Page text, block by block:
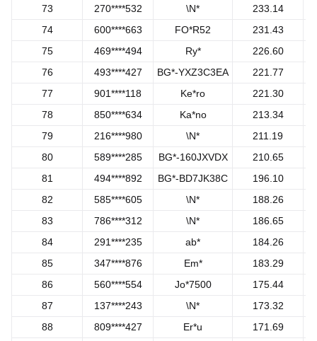
73
270****532 \N*
233.14
74
600****663 FO*R52
231.43
75
469****494 Ry*
226.60
76
493****427 BG*-YXZ3C3EA
221.77
77
901****118 Ke*ro
221.30
78
850****634 Ka*no
213.34
79
216****980 \N*
211.19
80
589****285 BG*-160JXVDX
210.65
81
494****892 BG*-BD7JK38C
196.10
82
585****605 \N*
188.26
83
786****312 \N*
186.65
84
291****235 ab*
184.26
85
347****876 Em*
183.29
86
560****554 Jo*7500
175.44
87
137****243 \N*
173.32
88
809****427 Er*u
171.69